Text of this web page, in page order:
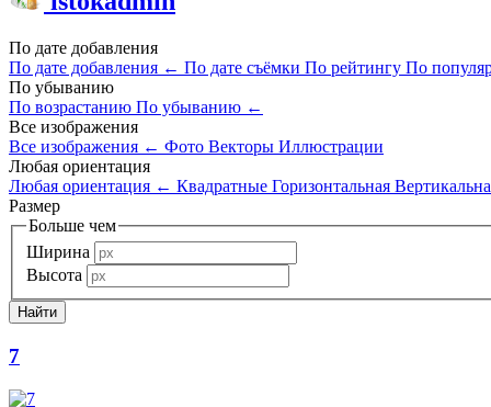
По дате добавления
По дате добавления ← По дате съёмки По рейтингу По
По убыванию
По возрастанию По убыванию ←
Все изображения
Все изображения ← Фото Векторы Иллюстрации
Любая ориентация
Любая ориентация ← Квадратные Горизонтальная
Размер
Больше чем
Ширина
Высота
7